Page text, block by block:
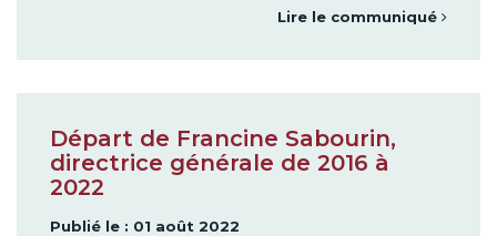
Lire le communiqué
Départ de Francine Sabourin,
directrice générale de 2016 à
2022
Publié le : 01 août 2022